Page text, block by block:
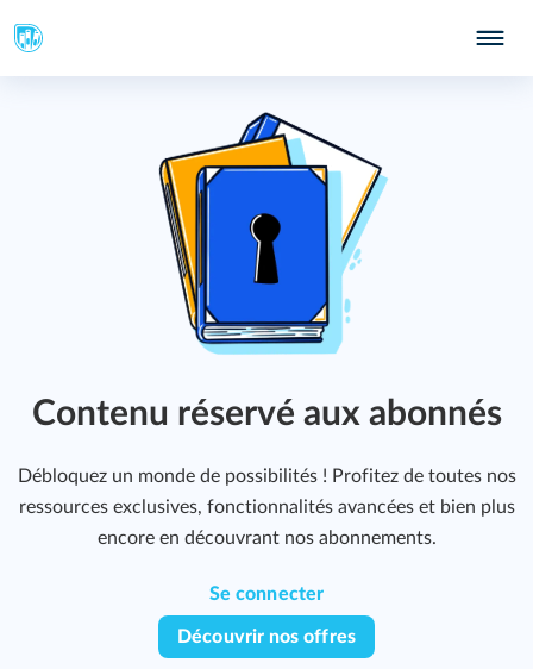
Contenu réservé aux abonnés
Débloquez un monde de possibilités ! Profitez de toutes nos
ressources exclusives, fonctionnalités avancées et bien plus
encore en découvrant nos abonnements.
Se connecter
Découvrir nos offres